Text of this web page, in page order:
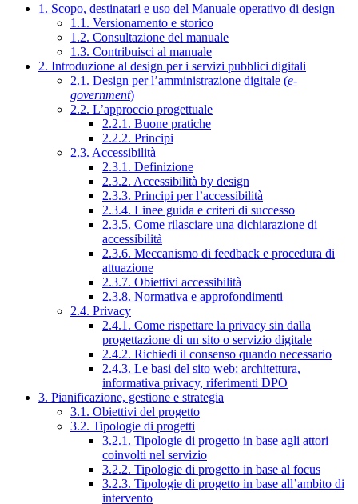
1. Scopo, destinatari e uso del Manuale operativo di design
1.1. Versionamento e storico
1.2. Consultazione del manuale
1.3. Contribuisci al manuale
2. Introduzione al design per i servizi pubblici digitali
2.1. Design per l’amministrazione digitale (e-
government)
2.2. L’approccio progettuale
2.2.1. Buone pratiche
2.2.2. Principi
2.3. Accessibilità
2.3.1. Definizione
2.3.2. Accessibilità by design
2.3.3. Principi per l’accessibilità
2.3.4. Linee guida e criteri di successo
2.3.5. Come rilasciare una dichiarazione di
accessibilità
2.3.6. Meccanismo di feedback e procedura di
attuazione
2.3.7. Obiettivi accessibilità
2.3.8. Normativa e approfondimenti
2.4. Privacy
2.4.1. Come rispettare la privacy sin dalla
progettazione di un sito o servizio digitale
2.4.2. Richiedi il consenso quando necessario
2.4.3. Le basi del sito web: architettura,
informativa privacy, riferimenti DPO
3. Pianificazione, gestione e strategia
3.1. Obiettivi del progetto
3.2. Tipologie di progetti
3.2.1. Tipologie di progetto in base agli attori
coinvolti nel servizio
3.2.2. Tipologie di progetto in base al focus
3.2.3. Tipologie di progetto in base all’ambito di
intervento